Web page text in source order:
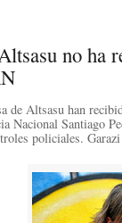
no ha
de Altsasu han
Nacional Santiago
policiales.